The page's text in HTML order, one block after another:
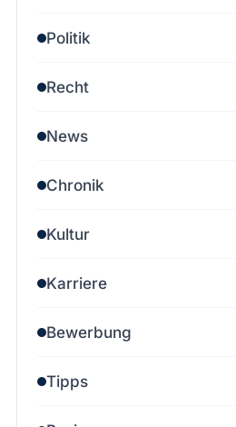
Politik
Recht
News
Chronik
Kultur
Karriere
Bewerbung
Tipps